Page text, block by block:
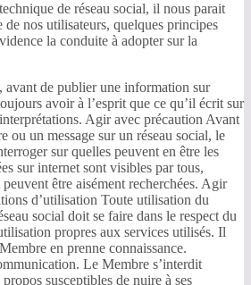
de réseau social, il nous parait
de nos utilisateurs, quelques principes
la conduite à adopter sur la
avant de publier une information sur
avoir à l’esprit que ce qu’il écrit sur
Agir avec précaution Avant
ou un message sur un réseau social, le
sur quelles peuvent en être les
sur internet sont visibles par tous,
être aisément recherchées. Agir
d’utilisation Toute utilisation du
social doit se faire dans le respect du
propres aux services utilisés. Il
en prenne connaissance.
Le Membre s’interdit
susceptibles de nuire à ses